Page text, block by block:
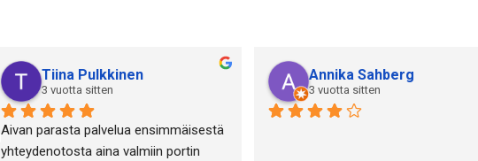
Tiina Pulkkinen
3 vuotta sitten
Aivan parasta palvelua ensimmäisestä
yhteydenotosta aina valmiin portin
Annika Sahberg
3 vuotta sitten